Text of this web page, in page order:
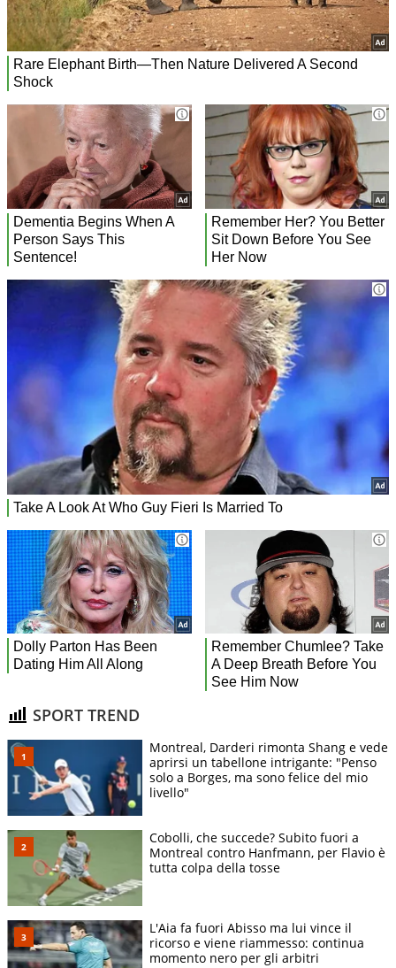
SPORT TREND
Montreal, Darderi rimonta Shang e vede
aprirsi un tabellone intrigante: "Penso
solo a Borges, ma sono felice del mio
livello"
Cobolli, che succede? Subito fuori a
Montreal contro Hanfmann, per Flavio è
tutta colpa della tosse
L'Aia fa fuori Abisso ma lui vince il
ricorso e viene riammesso: continua
momento nero per gli arbitri